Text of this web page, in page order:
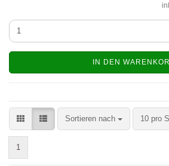
IN DEN
Sortieren nach
Sortieren nach 10 pro
pro
1